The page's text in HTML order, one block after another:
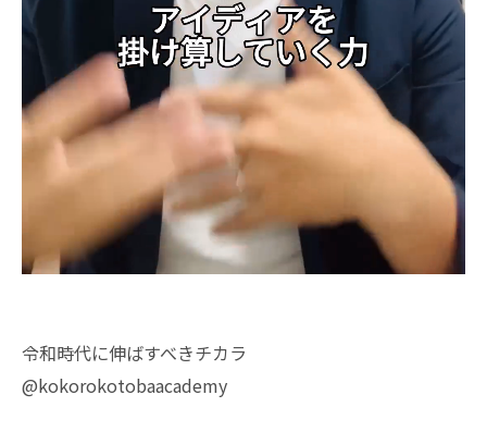
令和時代に伸ばすべきチカラ
@kokorokotobaacademy